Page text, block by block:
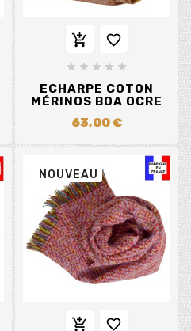
 
    
ECHARPE COTON
MÉRINOS BOA OCRE
63,00 €
NOUVEAU
 